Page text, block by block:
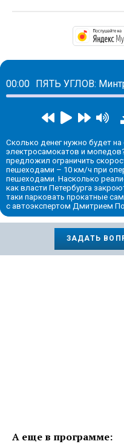
00:00
Сколько денег нужно будет
электросамокатов и
предложил ограничить
пешеходами – 10 км/ч при
пешеходами. Насколько
как власти Петербурга
таки парковать прокатные
с автоэкспертом Дмитрием
ЗАДАТЬ
А еще в программе: